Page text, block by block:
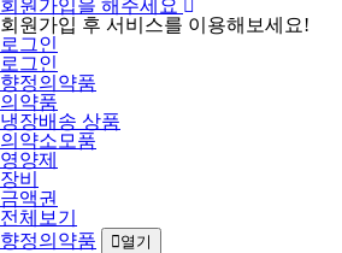
회원가입을 해주세요
회원가입 후 서비스를 이용해보세요!
로그인
로그인
향정의약품
의약품
냉장배송 상품
의약소모품
영양제
장비
금액권
전체보기
향정의약품
열기